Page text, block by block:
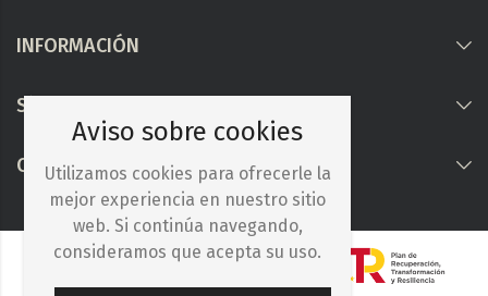
INFORMACIÓN
Síguenos
COLABORAMOS CON
Aviso sobre cookies
Utilizamos cookies para ofrecerle la
mejor experiencia en nuestro sitio
web. Si continúa navegando,
consideramos que acepta su uso.